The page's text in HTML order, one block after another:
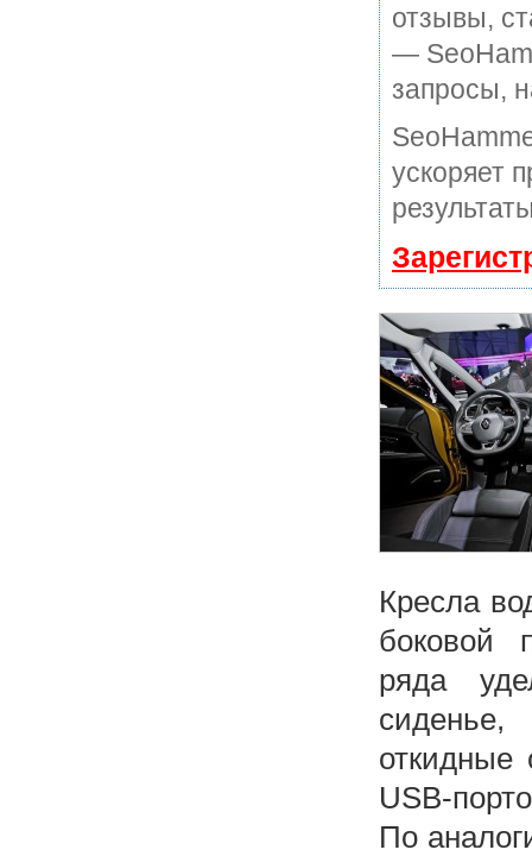
отзывы,
—
запросы,
ускоряет
Кресла
боковой
ряда
откидные
USB-
По